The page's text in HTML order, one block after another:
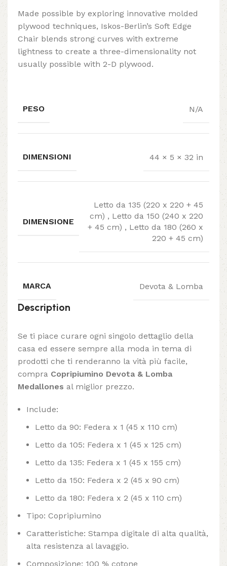
Made possible by exploring innovative molded
plywood techniques, Iskos-Berlin’s Soft Edge
Chair blends strong curves with extreme
lightness to create a three-dimensionality not
usually possible with 2-D plywood.
PESO N/A
DIMENSIONI 44 × 5 × 32 in
DIMENSIONE
Letto da 135 (220 x 220 + 45
cm) , Letto da 150 (240 x 220
+ 45 cm) , Letto da 180 (260 x
220 + 45 cm)
MARCA Devota & Lomba
Description
Se ti piace curare ogni singolo dettaglio della
casa ed essere sempre alla moda in tema di
prodotti che ti renderanno la vità più facile,
compra Copripiumino Devota & Lomba
Medallones al miglior prezzo.
Include:
Letto da 90: Federa x 1 (45 x 110 cm)
Letto da 105: Federa x 1 (45 x 125 cm)
Letto da 135: Federa x 1 (45 x 155 cm)
Letto da 150: Federa x 2 (45 x 90 cm)
Letto da 180: Federa x 2 (45 x 110 cm)
Tipo: Copripiumino
Caratteristiche: Stampa digitale di alta qualità,
alta resistenza al lavaggio.
Composizione: 100 % cotone